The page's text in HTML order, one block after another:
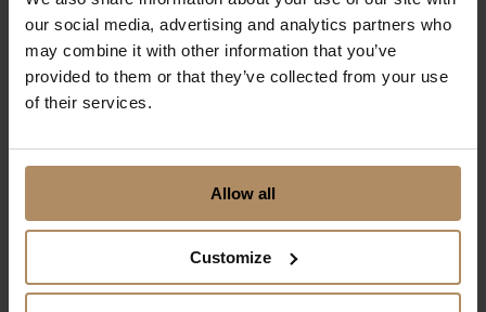
our social media, advertising and analytics partners who
may combine it with other information that you’ve
provided to them or that they’ve collected from your use
of their services.
Allow all
Customize
Hoteller i Lofoten
Hoteller i Flåm
Hoteller i Telemark
og Buskerud
Hoteller i
Jotunheimen og
Hoteller i Voss
og Sunnfjord
Hoteller i Haugesund
Hoteller i Risør
Hoteller i